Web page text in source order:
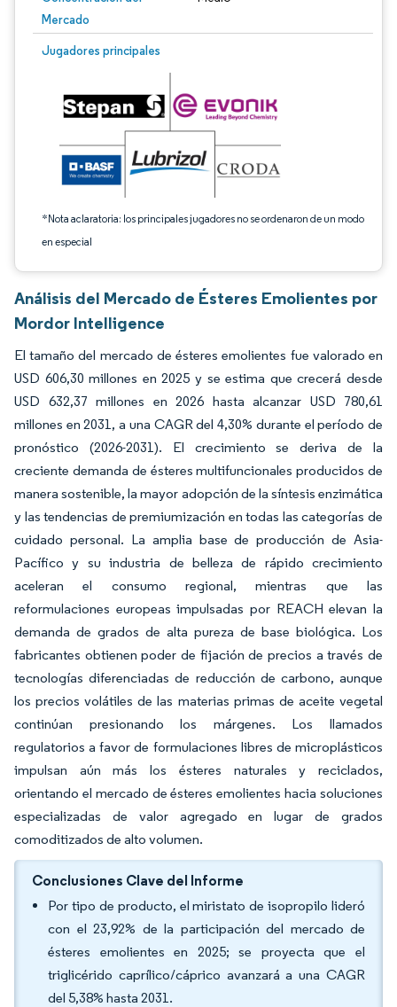
Mercado
Jugadores principales
*Nota aclaratoria: los principales jugadores no se ordenaron de un modo
en especial
Imagen © Mordor Intelligence. El uso requiere atribución según CC BY 4.0.
Análisis del Mercado de Ésteres Emolientes por
Mordor Intelligence
El tamaño del mercado de ésteres emolientes fue valorado en
USD 606,30 millones en 2025 y se estima que crecerá desde
USD 632,37 millones en 2026 hasta alcanzar USD 780,61
millones en 2031, a una CAGR del 4,30% durante el período de
pronóstico (2026-2031). El crecimiento se deriva de la
creciente demanda de ésteres multifuncionales producidos de
manera sostenible, la mayor adopción de la síntesis enzimática
y las tendencias de premiumización en todas las categorías de
cuidado personal. La amplia base de producción de Asia-
Pacífico y su industria de belleza de rápido crecimiento
aceleran el consumo regional, mientras que las
reformulaciones europeas impulsadas por REACH elevan la
demanda de grados de alta pureza de base biológica. Los
fabricantes obtienen poder de fijación de precios a través de
tecnologías diferenciadas de reducción de carbono, aunque
los precios volátiles de las materias primas de aceite vegetal
continúan presionando los márgenes. Los llamados
regulatorios a favor de formulaciones libres de microplásticos
impulsan aún más los ésteres naturales y reciclados,
orientando el mercado de ésteres emolientes hacia soluciones
especializadas de valor agregado en lugar de grados
comoditizados de alto volumen.
Conclusiones Clave del Informe
Por tipo de producto, el miristato de isopropilo lideró
con el 23,92% de la participación del mercado de
ésteres emolientes en 2025; se proyecta que el
triglicérido caprílico/cáprico avanzará a una CAGR
del 5,38% hasta 2031.